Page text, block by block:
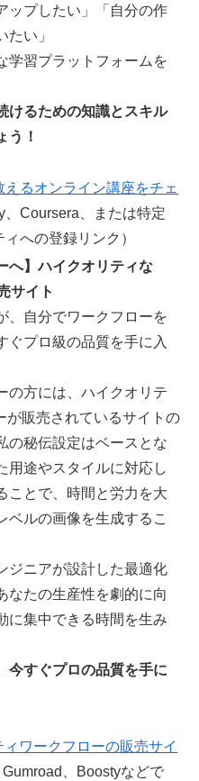
ップしたい」「自分の作
い」
学習プラットフォームを
けるための知識とスキル
う！
るオンライン講座をチェ
Coursera、または特定
への登録リンク）
へ】ハイクオリティな
サイト
、自分でワークフローを
プロ級の品質を手に入
の方には、ハイクオリテ
が販売されているサイトの
の秘伝設定はベースとな
用途やスタイルに対応し
ことで、時間と労力を大
ベルの画像を生成するこ
ジニアが設計した最適化
なたの生産性を劇的に向
に集中できる時間を生み
今すぐプロの品質を手に
ワークフローの販売サイ
、Boostyなどで